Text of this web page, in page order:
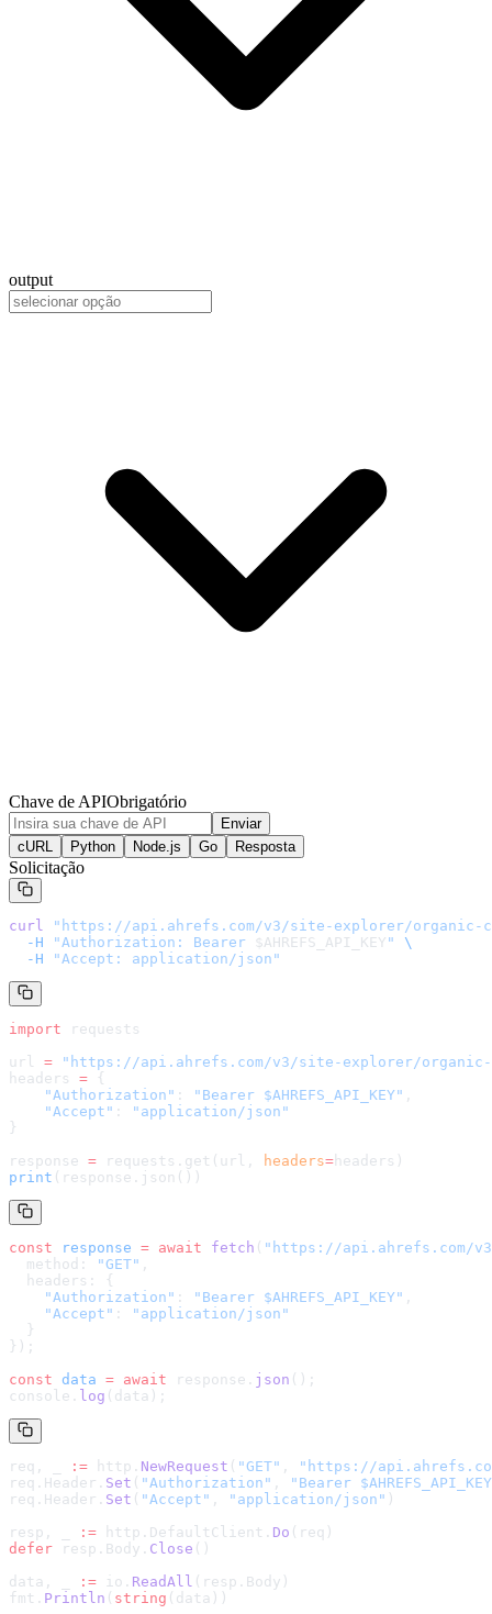
output
Chave de APIObrigatório
Enviar
cURL
Python Node.js Go Resposta
Solicitação
curl " https://api.ahrefs.com/v3/site-explorer/organic-
  -H
"Authorization: Bearer $AHREFS_API_KEY "
\
  -H
"Accept: application/json"
import requests
url = " https://api.ahrefs.com/v3/site-explorer/organic-
headers = {
    "Authorization"
: "Bearer $AHREFS_API_KEY" ,
    "Accept"
:
"application/json"
}
response = requests.get(url, headers= headers )
print (response.json())
const response = await fetch ( " https://api.ahrefs.com/
  method:
"GET" ,
  headers: {
    "Authorization"
: "Bearer $AHREFS_API_KEY" ,
    "Accept"
:
"application/json"
  }
});
const data = await response. json ();
console. log (data);
req, _ := http. NewRequest ( "GET" , " https://
req.Header. Set ( "Authorization" ,
"Bearer
req.Header. Set ( "Accept" , "application/json" )
resp, _
:= http.DefaultClient. Do (req)
defer resp.Body. Close ()
data, _
:= io. ReadAll (resp.Body)
fmt. Println ( string (data))